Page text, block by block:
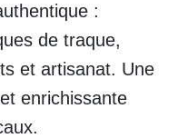
:
de traque,
et artisanat. Une
enrichissante